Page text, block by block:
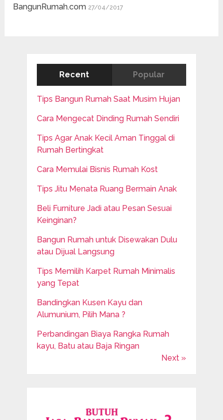
BangunRumah.com 27/04/2017
Recent Popular
Tips Bangun Rumah Saat Musim Hujan
Cara Mengecat Dinding Rumah Sendiri
Tips Agar Anak Kecil Aman Tinggal di
Rumah Bertingkat
Cara Memulai Bisnis Rumah Kost
Tips Jitu Menata Ruang Bermain Anak
Beli Furniture Jadi atau Pesan Sesuai
Keinginan?
Bangun Rumah untuk Disewakan Dulu
atau Dijual Langsung
Tips Memilih Karpet Rumah Minimalis
yang Tepat
Bandingkan Kusen Kayu dan
Alumunium, Pilih Mana ?
Perbandingan Biaya Rangka Rumah
kayu, Batu atau Baja Ringan
Next »